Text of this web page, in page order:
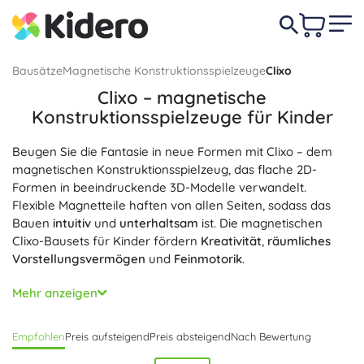
BausätzeMagnetische KonstruktionsspielzeugeClixo
Clixo – magnetische
Konstruktionsspielzeuge für Kinder
Beugen Sie die Fantasie in neue Formen mit Clixo – dem
magnetischen Konstruktionsspielzeug, das flache 2D-
Formen in beeindruckende 3D-Modelle verwandelt.
Flexible Magnetteile haften von allen Seiten, sodass das
Bauen intuitiv und unterhaltsam ist. Die magnetischen
Clixo-Bausets für Kinder fördern Kreativität, räumliches
Vorstellungsvermögen und Feinmotorik.
Leichte
kompakte
Formen ermöglichen endlose Kombinationen – von
Dank clever platzierter Magnete behalten die Modelle auch
beim Biegen zuverlässig ihre Form, die Teile fühlen sich
Mehr anzeigen
EmpfohlenPreis aufsteigendPreis absteigendNach Bewertung